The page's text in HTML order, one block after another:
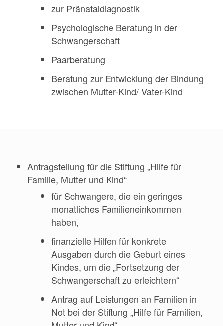
zur Pränataldiagnostik
Psychologische Beratung in der
Schwangerschaft
Paarberatung
Beratung zur Entwicklung der Bindung
zwischen Mutter-Kind/ Vater-Kind
Antragstellung für die Stiftung „Hilfe für
Familie, Mutter und Kind“
für Schwangere, die ein geringes
monatliches Familieneinkommen
haben,
finanzielle Hilfen für konkrete
Ausgaben durch die Geburt eines
Kindes, um die „Fortsetzung der
Schwangerschaft zu erleichtern“
Antrag auf Leistungen an Familien in
Not bei der Stiftung „Hilfe für Familien,